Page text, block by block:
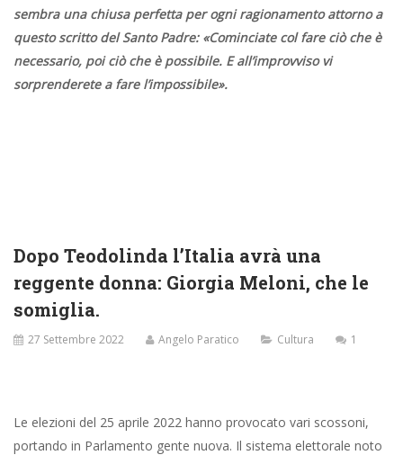
sembra una chiusa perfetta per ogni ragionamento attorno a
questo scritto del Santo Padre: «Cominciate col fare ciò che è
necessario, poi ciò che è possibile. E all’improvviso vi
sorprenderete a fare l’impossibile».
Dopo Teodolinda l’Italia avrà una
reggente donna: Giorgia Meloni, che le
somiglia.
27 Settembre 2022 Angelo Paratico Cultura 1
Le elezioni del 25 aprile 2022 hanno provocato vari scossoni,
portando in Parlamento gente nuova. Il sistema elettorale noto